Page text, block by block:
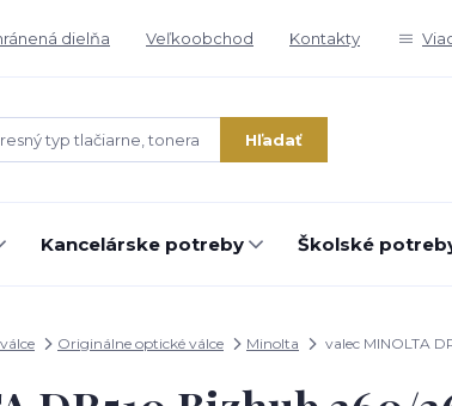
dielňa Veľkoobchod Kontakty
Hľadať
Kancelárske potreby Školské
Originálne optické válce Minolta valec MINOLTA